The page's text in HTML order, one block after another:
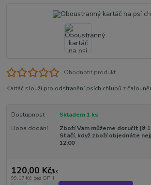
Ohodnotit produkt
Kartáč slouží pro odstranění psích chlupů z
Dostupnost
Skladem 1 ks
Doba dodání
Zboží Vám můžeme doručit již
Stačí, když zboží objednáte
12:00
120,00 Kč/ks
99,17 Kč bez DPH